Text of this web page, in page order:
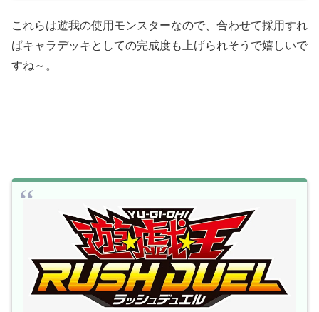
これらは遊我の使用モンスターなので、合わせて採用すれ
ばキャラデッキとしての完成度も上げられそうで嬉しいで
すね～。